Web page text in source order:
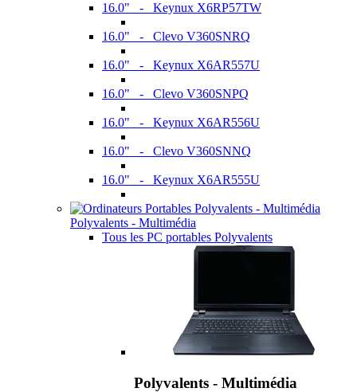
16.0" - Keynux X6RP57TW
16.0" - Clevo V360SNRQ
16.0" - Keynux X6AR557U
16.0" - Clevo V360SNPQ
16.0" - Keynux X6AR556U
16.0" - Clevo V360SNNQ
16.0" - Keynux X6AR555U
Polyvalents - Multimédia
Tous les PC portables Polyvalents
Polyvalents - Multimédia